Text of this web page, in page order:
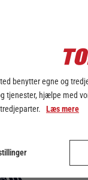
AI PDF PNG
benytter egne og
tjenester, hjælpe med
Læs mere